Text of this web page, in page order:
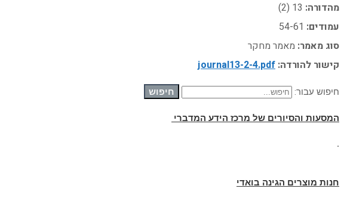
מהדורה:
עמודים: 54-61
סוג מאמר: מאמר מחקר
קישור להורדה: journal13-2-4.pdf
חיפוש עבור: חיפוש
המסעות והסיורים של מרכז הידע המדברי
.
חנות מוצרים הגינה בואדי